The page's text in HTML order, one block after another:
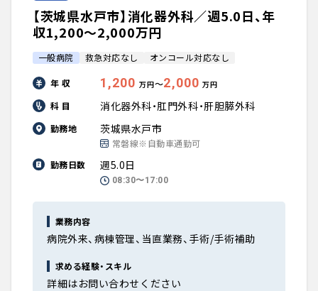
【茨城県水戸市】消化器外科／週5.0日、年
収1,200〜2,000万円
一般病院 救急対応なし オンコール対応なし
年 収 1,200 万円〜2,000 万円
科 目 消化器外科・肛門外科・肝胆膵外科
勤務地 茨城県水戸市
常磐線※自動車通勤可
勤務日数
週5.0日
08:30〜17:00
業務内容
病院外来、病棟管理、当直業務、手術/手術補助
求める経験・スキル
詳細はお問い合わせください